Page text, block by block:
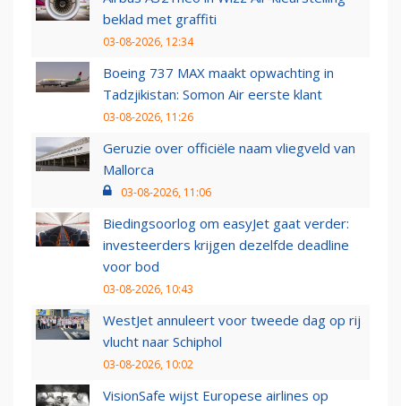
beklad met graffiti
03-08-2026, 12:34
Boeing 737 MAX maakt opwachting in
Tadzjikistan: Somon Air eerste klant
03-08-2026, 11:26
Geruzie over officiële naam vliegveld van
Mallorca
03-08-2026, 11:06
Biedingsoorlog om easyJet gaat verder:
investeerders krijgen dezelfde deadline
voor bod
03-08-2026, 10:43
WestJet annuleert voor tweede dag op rij
vlucht naar Schiphol
03-08-2026, 10:02
VisionSafe wijst Europese airlines op